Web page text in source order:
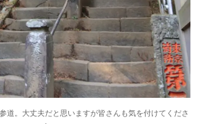
道。大丈夫だと思いますが皆さんも気を付けてくださ